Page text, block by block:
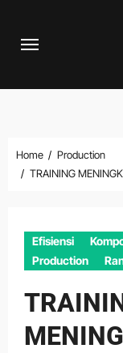
Home
Production
TRAINING
Efisiensi
Production